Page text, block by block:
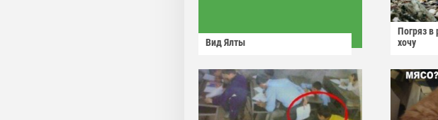
Вид Ялты
Погряз в
хочу